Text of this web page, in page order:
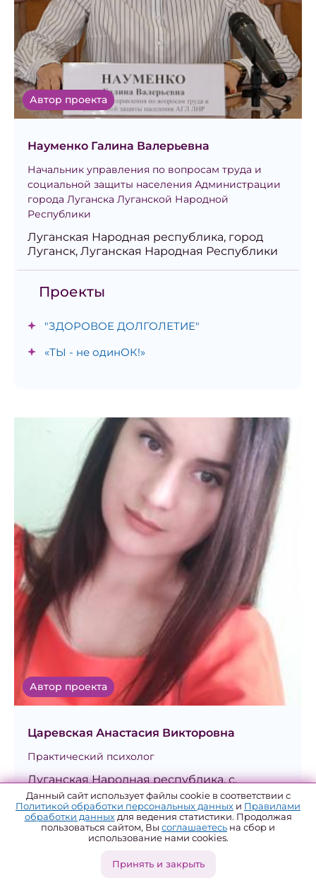
Автор проекта
Науменко Галина Валерьевна
Начальник управления по вопросам труда и
социальной защиты населения Администрации
города Луганска Луганской Народной
Республики
Луганская Народная республика, город
Луганск, Луганская Народная Республики
Проекты
"ЗДОРОВОЕ ДОЛГОЛЕТИЕ"
«ТЫ - не одинОК!»
Автор проекта
Царевская Анастасия Викторовна
Практический психолог
Луганская Народная республика, с.
Чмыровка
Проекты
Азбука здоровья
Данный сайт использует файлы cookie в соответствии с
Политикой обработки персональных данных и Правилами
обработки данныхдля ведения статистики. Продолжая
пользоваться сайтом, Вы соглашаетесь на сбор и
использование нами cookies.
Принять и закрыть